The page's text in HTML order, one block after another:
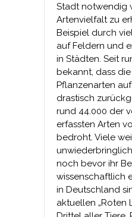
Stadt notwendig
Artenvielfalt zu
Beispiel durch
auf Feldern und
in Städten. Seit
bekannt, dass
Pflanzenarten
drastisch
rund 44.000 der
erfassten Arten
bedroht. Viele
noch bevor ihr
wissenschaftlich
in Deutschland
aktuellen „Roten